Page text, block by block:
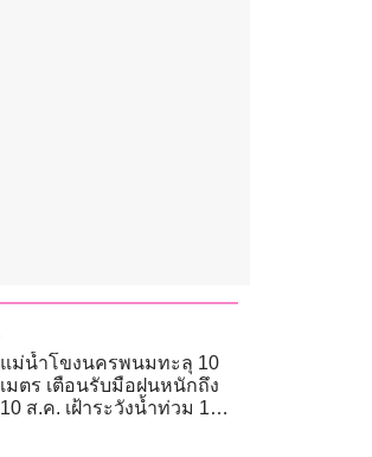
แม่น้ำโขงนครพนมทะลุ 10
เมตร เตือนรับมือฝนหนักถึง
10 ส.ค. เฝ้าระวังน้ำท่วม 12